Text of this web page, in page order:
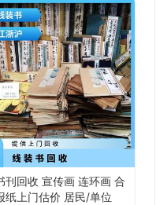
刊回收 宣传画 连环画 合
纸上门估价 居民/单位